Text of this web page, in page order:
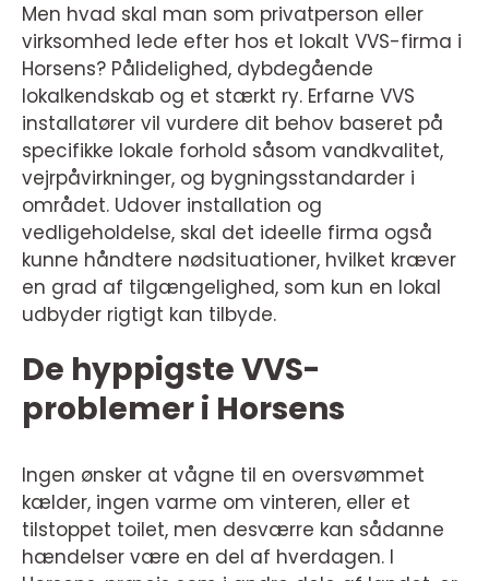
Men hvad skal man som privatperson eller
virksomhed lede efter hos et lokalt VVS-firma i
Horsens? Pålidelighed, dybdegående
lokalkendskab og et stærkt ry. Erfarne VVS
installatører vil vurdere dit behov baseret på
specifikke lokale forhold såsom vandkvalitet,
vejrpåvirkninger, og bygningsstandarder i
området. Udover installation og
vedligeholdelse, skal det ideelle firma også
kunne håndtere nødsituationer, hvilket kræver
en grad af tilgængelighed, som kun en lokal
udbyder rigtigt kan tilbyde.
De hyppigste VVS-
problemer i Horsens
Ingen ønsker at vågne til en oversvømmet
kælder, ingen varme om vinteren, eller et
tilstoppet toilet, men desværre kan sådanne
hændelser være en del af hverdagen. I